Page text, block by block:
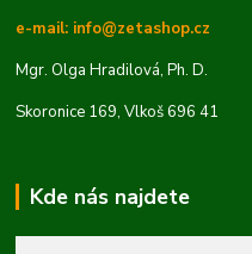
e-mail: info@zetashop.cz
Mgr. Olga Hradilová, Ph. D.
Skoronice 169, Vlkoš 696 41
Kde nás najdete